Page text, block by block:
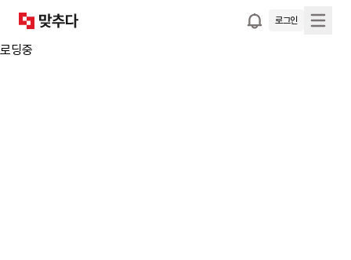
로그인
로딩중